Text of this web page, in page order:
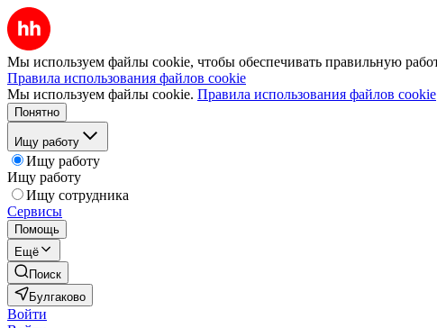
Мы используем файлы cookie, чтобы обеспечивать правильную
Правила использования файлов cookie
Мы используем файлы cookie. Правила использования файлов cookie
Понятно
Ищу работу
Ищу работу
Ищу работу
Ищу сотрудника
Сервисы
Помощь
Ещё
Поиск
Булгаково
Войти